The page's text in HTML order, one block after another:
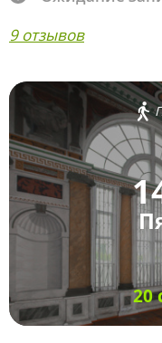
9 отзывов
20